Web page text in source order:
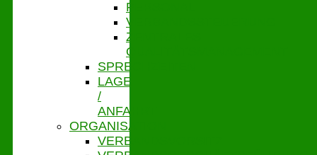
PERSONAL
VERBANDSSTEUERUNG
ZENTRALES
QUALITÄTSMANAGEMENT
SPRECHZEITEN
LAGE
/
ANFAHRT
ORGANISATION
VERBANDSVORSITZ